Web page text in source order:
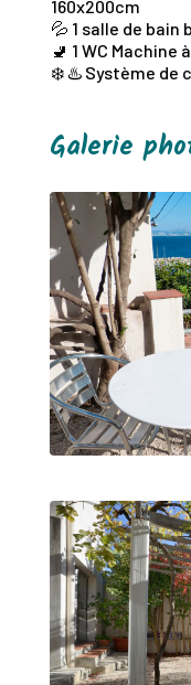
160x200cm
💦 1 salle de
🚽 1 WC Machine
❄️ ♨️ Système de
Galerie